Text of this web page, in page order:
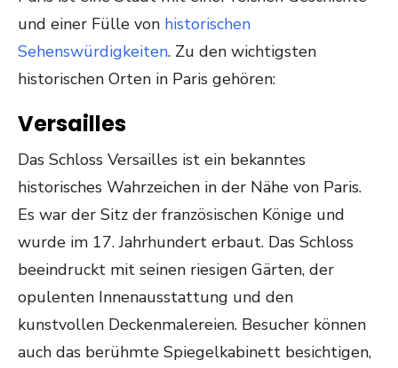
und einer Fülle von historischen
Sehenswürdigkeiten. Zu den wichtigsten
historischen Orten in Paris gehören:
Versailles
Das Schloss Versailles ist ein bekanntes
historisches Wahrzeichen in der Nähe von Paris.
Es war der Sitz der französischen Könige und
wurde im 17. Jahrhundert erbaut. Das Schloss
beeindruckt mit seinen riesigen Gärten, der
opulenten Innenausstattung und den
kunstvollen Deckenmalereien. Besucher können
auch das berühmte Spiegelkabinett besichtigen,